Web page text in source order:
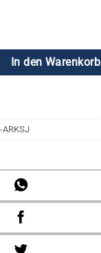
In den Warenkorb
ARKSJ